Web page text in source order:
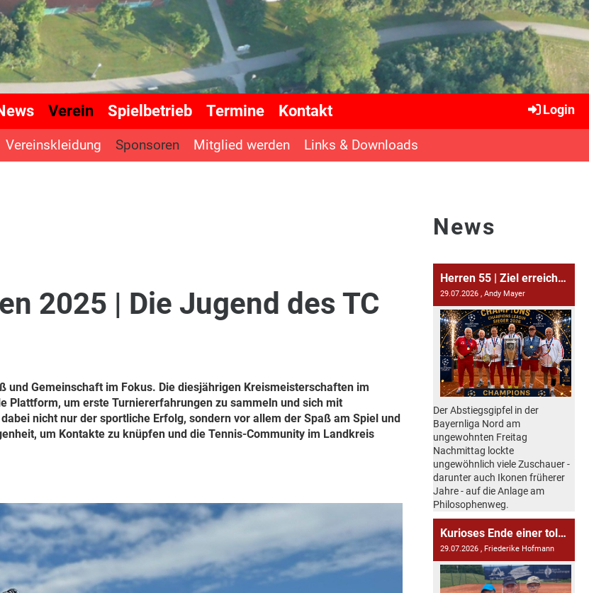
Verein Spielbetrieb Termine Kontakt Login
Vereinskleidung Sponsoren Mitglied werden Links & Downloads
2025 | Die Jugend des TC
Gemeinschaft im Fokus. Die diesjährigen Kreismeisterschaften im
Plattform, um erste Turniererfahrungen zu sammeln und sich mit
nicht nur der sportliche Erfolg, sondern vor allem der Spaß am Spiel und
um Kontakte zu knüpfen und die Tennis-Community im Landkreis
News
Herren 55 | Ziel erreicht: Bayernliga 2027 😍✨
29.07.2026 , Andy Mayer
Der Abstiegsgipfel in der
Bayernliga Nord am
ungewohnten Freitag
Nachmittag lockte
ungewöhnlich viele Zuschauer -
darunter auch Ikonen früherer
Jahre - auf die Anlage am
Philosophenweg.
Kurioses Ende einer tollen ersten U9-Saison - wie das Wetter und der Verkehr einen Spieltag entscheiden kann
29.07.2026 , Friederike Hofmann